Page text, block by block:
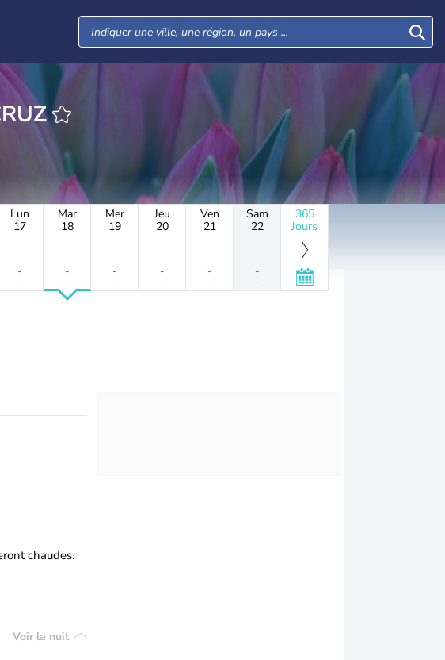
CRUZ
Lun
17
-
-
Mar
18
-
-
Mer
19
-
-
Jeu
20
-
-
Ven
21
-
-
Sam
22
-
-
365
Jours
chaudes.
Voir la nuit